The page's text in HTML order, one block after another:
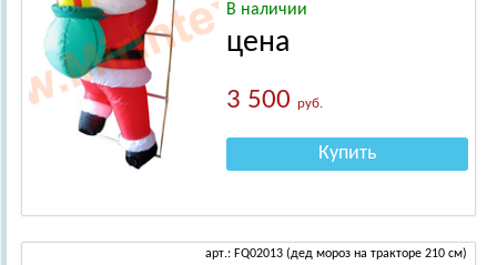
В наличии
цена
3 500руб.
Купить
арт.: FQ02013 (дед мороз на тракторе 210 см)